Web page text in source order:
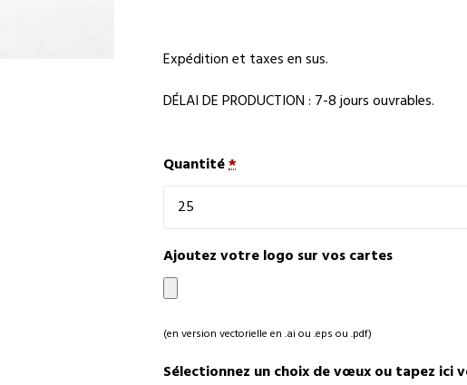
Expédition et taxes en sus.
DÉLAI DE PRODUCTION : 7-8 jours ouvrables.
Quantité*
Ajoutez votre logo sur vos cartes
(en version vectorielle en .ai ou .eps ou .pdf)
Sélectionnez un choix de vœux ou tapez